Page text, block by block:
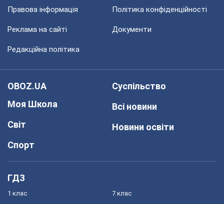
Правова інформація Політика конфіденційності
Реклама на сайті Документи
Редакційна політика
OBOZ.UA
Моя Школа
Світ
Спорт
Суспільство
Всі новини
Новини освіти
ГДЗ
1 клас 7 клас